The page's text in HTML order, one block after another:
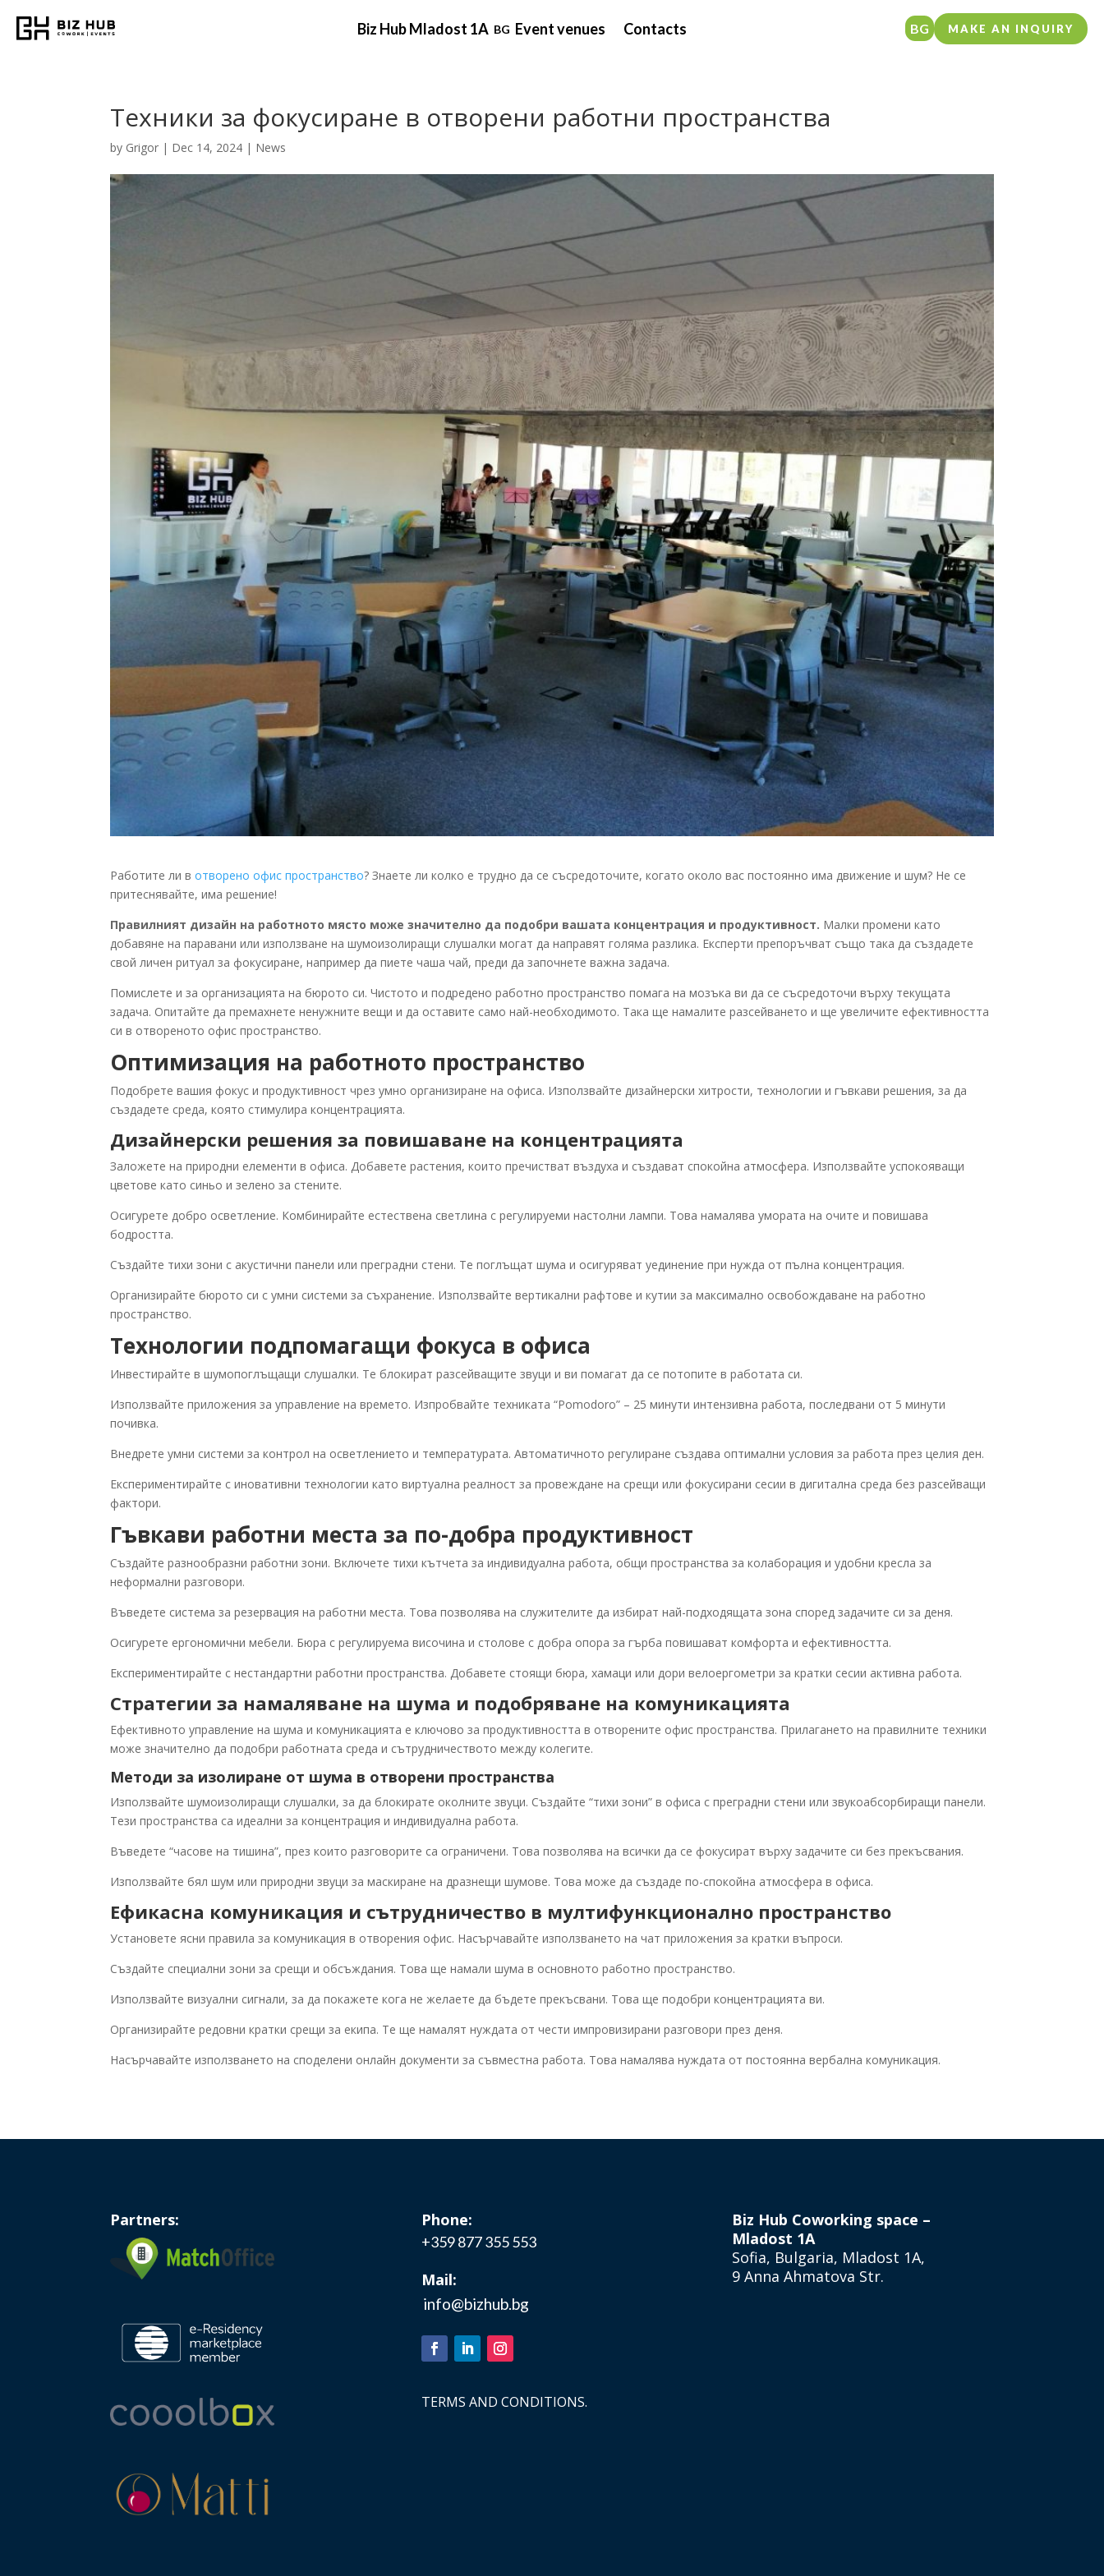
Biz Hub Mladost 1A BG Event venues Contacts BG MAKE AN INQUIRY
Техники за фокусиране в отворени работни пространства
by Grigor | Dec 14, 2024 | News
Работите ли вотворено офис пространство? Знаете ли колко е трудно да се съсредоточите, когато около вас постоянно има движение и шум? Не се
притеснявайте, има решение!
Правилният дизайн на работното място може значително да подобри вашата концентрация и продуктивност. Малки промени като
добавяне на паравани или използване на шумоизолиращи слушалки могат да направят голяма разлика. Експерти препоръчват също така да създадете
свой личен ритуал за фокусиране, например да пиете чаша чай, преди да започнете важна задача.
Помислете и за организацията на бюрото си. Чистото и подредено работно пространство помага на мозъка ви да се съсредоточи върху текущата
задача. Опитайте да премахнете ненужните вещи и да оставите само най-необходимото. Така ще намалите разсейването и ще увеличите ефективността
си в отвореното офис пространство.
Оптимизация на работното пространство
Подобрете вашия фокус и продуктивност чрез умно организиране на офиса. Използвайте дизайнерски хитрости, технологии и гъвкави решения, за да
създадете среда, която стимулира концентрацията.
Дизайнерски решения за повишаване на концентрацията
Заложете на природни елементи в офиса. Добавете растения, които пречистват въздуха и създават спокойна атмосфера. Използвайте успокояващи
цветове като синьо и зелено за стените.
Осигурете добро осветление. Комбинирайте естествена светлина с регулируеми настолни лампи. Това намалява умората на очите и повишава
бодростта.
Създайте тихи зони с акустични панели или преградни стени. Те поглъщат шума и осигуряват уединение при нужда от пълна концентрация.
Организирайте бюрото си с умни системи за съхранение. Използвайте вертикални рафтове и кутии за максимално освобождаване на работно
пространство.
Технологии подпомагащи фокуса в офиса
Инвестирайте в шумопоглъщащи слушалки. Те блокират разсейващите звуци и ви помагат да се потопите в работата си.
Използвайте приложения за управление на времето. Изпробвайте техниката “Pomodoro” – 25 минути интензивна работа, последвани от 5 минути
почивка.
Внедрете умни системи за контрол на осветлението и температурата. Автоматичното регулиране създава оптимални условия за работа през целия ден.
Експериментирайте с иновативни технологии като виртуална реалност за провеждане на срещи или фокусирани сесии в дигитална среда без разсейващи
фактори.
Гъвкави работни места за по-добра продуктивност
Създайте разнообразни работни зони. Включете тихи кътчета за индивидуална работа, общи пространства за колаборация и удобни кресла за
неформални разговори.
Въведете система за резервация на работни места. Това позволява на служителите да избират най-подходящата зона според задачите си за деня.
Осигурете ергономични мебели. Бюра с регулируема височина и столове с добра опора за гърба повишават комфорта и ефективността.
Експериментирайте с нестандартни работни пространства. Добавете стоящи бюра, хамаци или дори велоергометри за кратки сесии активна работа.
Стратегии за намаляване на шума и подобряване на комуникацията
Ефективното управление на шума и комуникацията е ключово за продуктивността в отворените офис пространства. Прилагането на правилните техники
може значително да подобри работната среда и сътрудничеството между колегите.
Методи за изолиране от шума в отворени пространства
Използвайте шумоизолиращи слушалки, за да блокирате околните звуци. Създайте “тихи зони” в офиса с преградни стени или звукоабсорбиращи панели.
Тези пространства са идеални за концентрация и индивидуална работа.
Въведете “часове на тишина”, през които разговорите са ограничени. Това позволява на всички да се фокусират върху задачите си без прекъсвания.
Използвайте бял шум или природни звуци за маскиране на дразнещи шумове. Това може да създаде по-спокойна атмосфера в офиса.
Ефикасна комуникация и сътрудничество в мултифункционално пространство
Установете ясни правила за комуникация в отворения офис. Насърчавайте използването на чат приложения за кратки въпроси.
Създайте специални зони за срещи и обсъждания. Това ще намали шума в основното работно пространство.
Използвайте визуални сигнали, за да покажете кога не желаете да бъдете прекъсвани. Това ще подобри концентрацията ви.
Организирайте редовни кратки срещи за екипа. Те ще намалят нуждата от чести импровизирани разговори през деня.
Насърчавайте използването на споделени онлайн документи за съвместна работа. Това намалява нуждата от постоянна вербална комуникация.
Partners: Phone:
+359 877 355 553
Mail:
info@bizhub.bg
TERMS AND CONDITIONS.
Biz Hub Coworking space –
Mladost 1А
Sofia, Bulgaria, Mladost 1A,
9 Anna Ahmatova Str.